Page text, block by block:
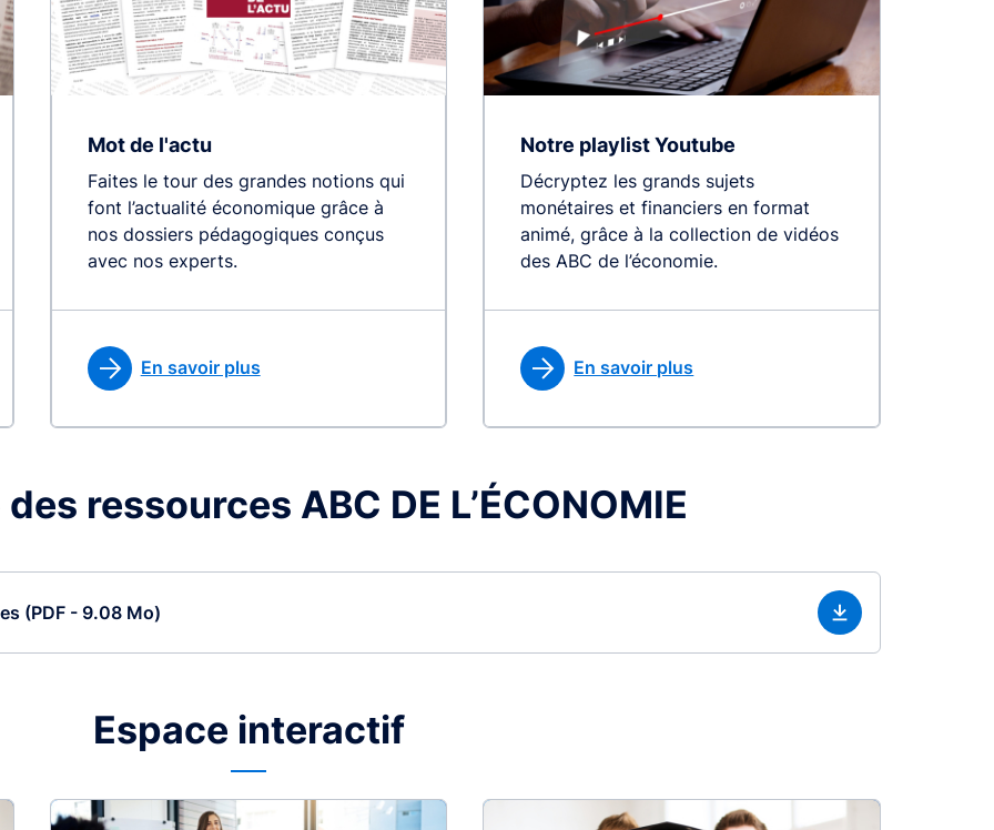
Mot de l'actu
Faites le tour des grandes notions qui
font l’actualité économique grâce à
nos dossiers pédagogiques conçus
avec nos experts.
En savoir plus
Notre playlist Youtube
Décryptez les grands sujets
monétaires et financiers en format
animé, grâce à la collection de vidéos
des ABC de l’économie.
En savoir plus
ressources ABC DE L’ÉCONOMIE
(PDF - 9.08 Mo)
Espace interactif